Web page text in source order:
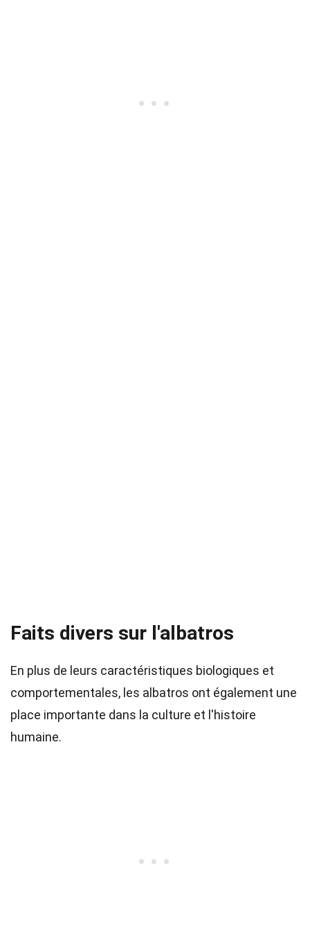
Faits divers sur l'albatros
En plus de leurs caractéristiques biologiques et
comportementales, les albatros ont également une
place importante dans la culture et l'histoire
humaine.